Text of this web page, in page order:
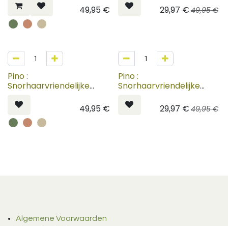
Kleur
49,95€
Kleur (Oude Collectie)
29,97 € 49,95€
Pino :
Snorhaarvriendelijke
49,95€
40%
Pino :
Snorhaarvriendelijke
(Oude Collectie)
29,97 € 49,95€
Algemene Voorwaarden